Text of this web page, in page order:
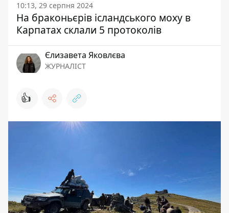
10:13, 29 серпня 2024
На браконьєрів ісландського моху в
Карпатах склали 5 протоколів
Єлизавета Яковлєва
ЖУРНАЛІСТ
👍